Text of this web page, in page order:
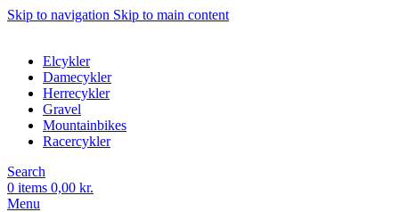
Skip to navigation Skip to main content
Elcykler
Damecykler
Herrecykler
Gravel
Mountainbikes
Racercykler
Search
0 items 0,00 kr.
Menu